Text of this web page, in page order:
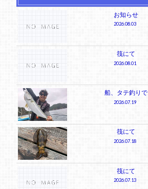
お知らせ
2026.08.03
筏にて
2026.08.01
船、タテ釣りで
2026.07.19
筏にて
2026.07.18
筏にて
2026.07.13